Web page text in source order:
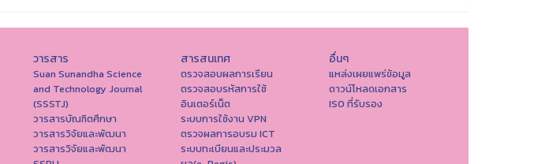
วารสาร
Suan Sunandha Science
and Technology Journal
(SSSTJ)
วารสารบัณฑิตศึกษา
วารสารวิจัยและพัฒนา
วารสารวิจัยและพัฒนา
สารสนเทศ
ตรวจสอบผลการเรียน
ตรวจสอบรหัสการใช้
อินเตอร์เน็ต
ระบบการใช้งาน VPN
ตรวจผลการอบรม ICT
ระบบทะเบียนและประมวล
อื่นๆ
แหล่งเผยแพร่ข้อมูล
ดาวน์โหลดเอกสาร
ISO ที่รับรอง